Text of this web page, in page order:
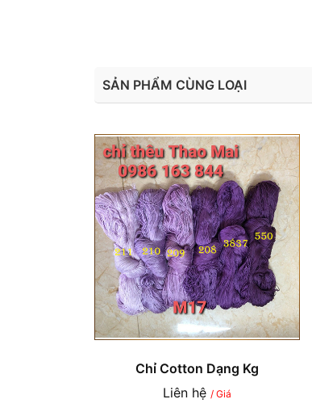
SẢN PHẨM CÙNG LOẠI
Chỉ Cotton Dạng Kg
Liên hệ / Giá